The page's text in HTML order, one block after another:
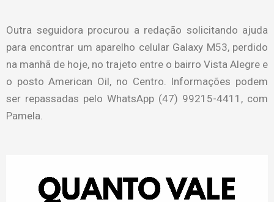
Outra seguidora procurou a redação solicitando ajuda
para encontrar um aparelho celular Galaxy M53, perdido
na manhã de hoje, no trajeto entre o bairro Vista Alegre e
o posto American Oil, no Centro. Informações podem
ser repassadas pelo WhatsApp (47) 99215-4411, com
Pamela.